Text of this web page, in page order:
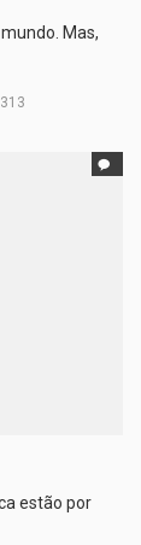
Mas,
313
estão por